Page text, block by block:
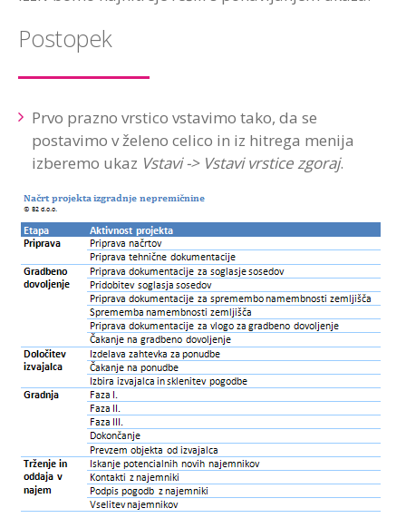
Postopek
Prvo prazno vrstico vstavimo tako, da se
postavimo v želeno celico in iz hitrega menija
izberemo ukaz Vstavi -> Vstavi vrstice zgoraj.